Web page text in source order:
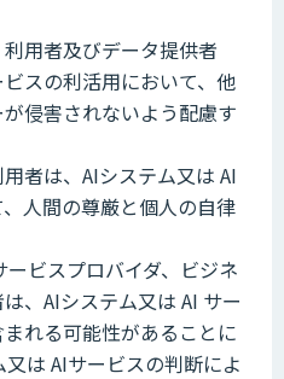
用者及びデータ提供者
スの利活用において、他
侵害されないよう配慮す
者は、AIシステム又は AI
人間の尊厳と個人の自律
ビスプロバイダ、ビジネ
、AIシステム又は AI サー
れる可能性があることに
は AIサービスの判断によ